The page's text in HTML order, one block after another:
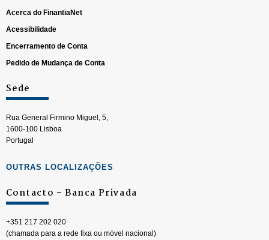
Acerca do FinantiaNet
Acessibilidade
Encerramento de Conta
Pedido de Mudança de Conta
Sede
Rua General Firmino Miguel, 5,
1600-100 Lisboa
Portugal
OUTRAS LOCALIZAÇÕES
Contacto – Banca Privada
+351 217 202 020
(chamada para a rede fixa ou móvel nacional)